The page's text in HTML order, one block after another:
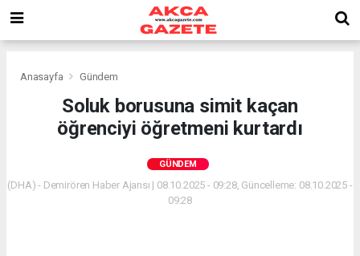
Anasayfa Gündem
Soluk borusuna simit kaçan
öğrenciyi öğretmeni kurtardı
GÜNDEM
(DHA) - Demirören Haber Ajansı | 08.10.2025 - 09:28, Güncelleme: 08.10.2025 -
09:28